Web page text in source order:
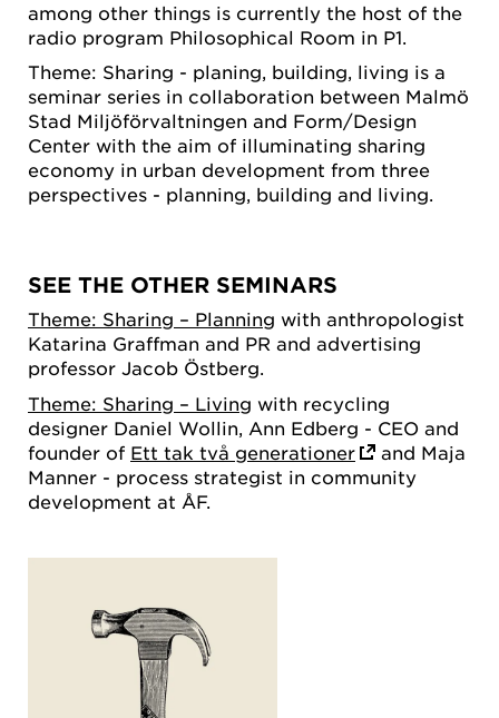
among other things is currently the host of the
radio program Philosophical Room in P1.
Theme: Sharing - planing, building, living is a
seminar series in collaboration between Malmö
Stad Miljöförvaltningen and Form/Design
Center with the aim of illuminating sharing
economy in urban development from three
perspectives - planning, building and living.
SEE THE OTHER SEMINARS
Theme: Sharing – Planning with anthropologist
Katarina Graffman and PR and advertising
professor Jacob Östberg.
Theme: Sharing – Living with recycling
designer Daniel Wollin, Ann Edberg - CEO and
founder of Ett tak två generationer
and Maja
Manner - process strategist in community
development at ÅF.